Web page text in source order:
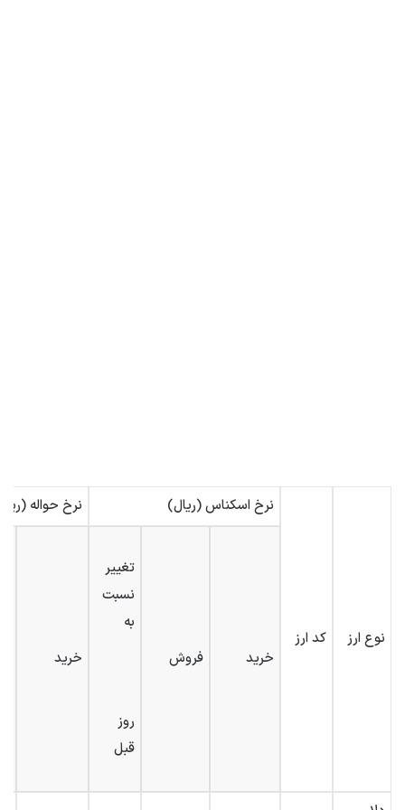
نوع ارز کد ارز
نرخ اسکناس (ریال) نرخ حواله
خرید فروش
تغییر
نسبت
به
روز
قبل
خرید